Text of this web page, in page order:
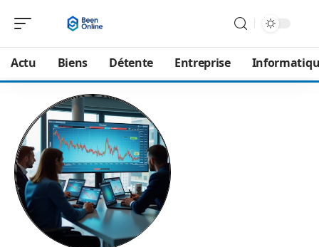
Actu Biens Détente Entreprise